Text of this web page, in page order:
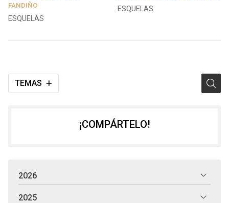
TEMAS
FANDIÑO
ESQUELAS
ESQUELAS
¡COMPÁRTELO!
2026
2025